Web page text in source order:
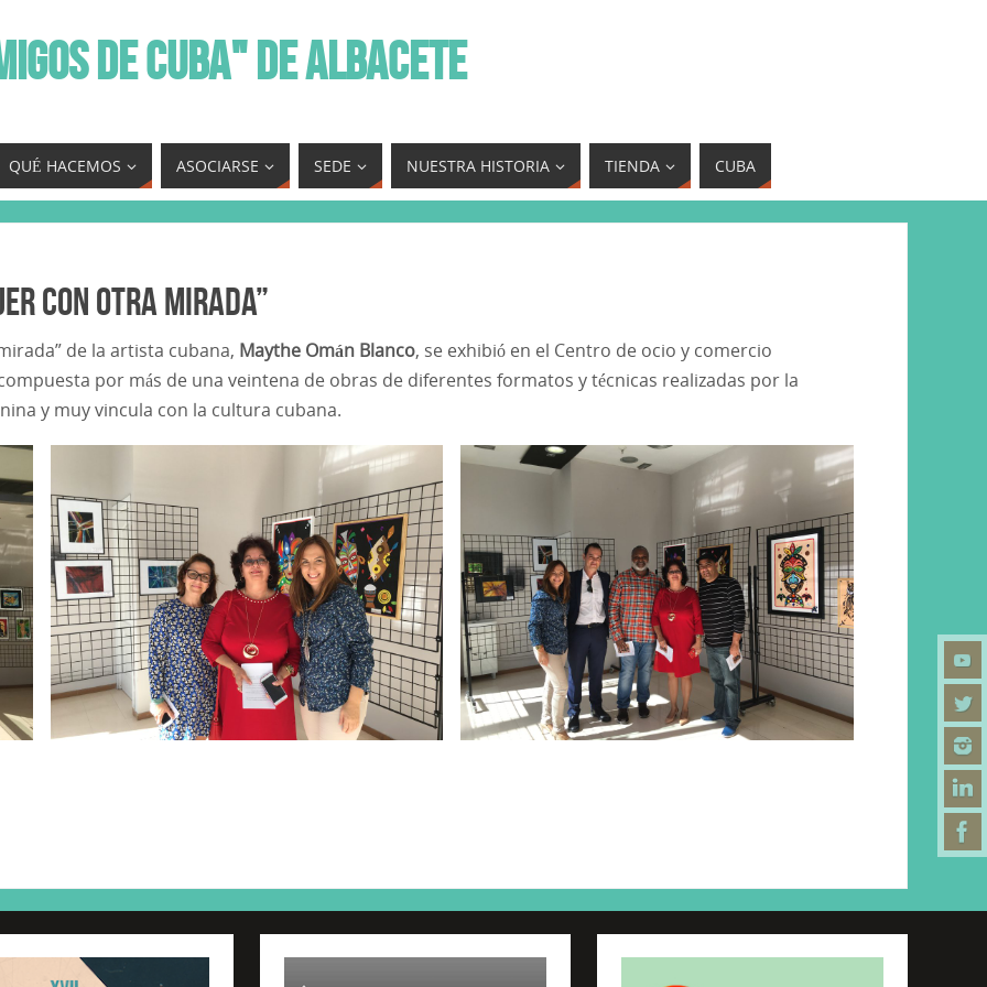
DE CUBA" DE ALBACETE
QUÉ HACEMOS ASOCIARSE SEDE NUESTRA HISTORIA TIENDA CUBA
con otra mirada”
de la artista cubana, Maythe Omán Blanco, se exhibió en el Centro de ocio y comercio
por más de una veintena de obras de diferentes formatos y técnicas realizadas por la
y muy vincula con la cultura cubana.